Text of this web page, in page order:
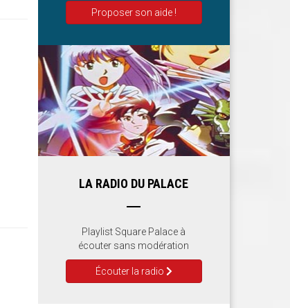
Proposer son aide !
LA RADIO DU PALACE
Playlist Square Palace à
écouter sans modération
Écouter la radio